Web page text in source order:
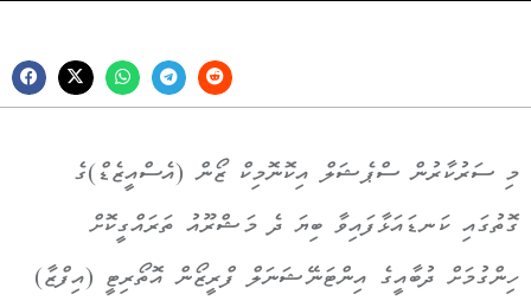
މި ސަރުކާރުން ސްޕެޝަލް އިކޮނޮމިކް ޒޯން (އެސްއީޒެޑް)ގެ
ގޮތުގައި ކަނޑައަޅާފައިވާ ބިޔަ ދެ މަޝްރޫއު ތަރައްގީކޮށް
ހިންގުމަށް ދުބާއީގެ އިންޓަނޭޝަނަލް ފްރީޒޯން އޮތޯރިޓީ (އިފްޒާ)